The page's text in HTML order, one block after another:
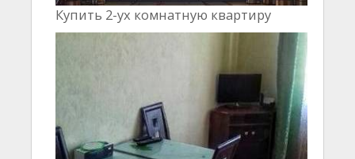
Купить 2-ух комнатную квартиру